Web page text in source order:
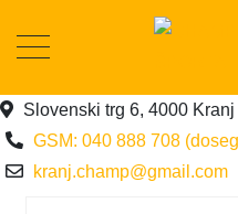
Slovenski trg 6, 4000 Kranj
GSM: 040 888 708
kranj.champ@gmail.com